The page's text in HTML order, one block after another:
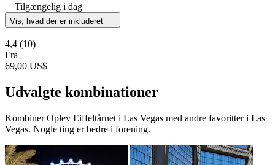
Tilgængelig i dag
Vis, hvad der er inkluderet
4,4 (10)
Fra
69,00 US$
Udvalgte kombinationer
Kombiner Oplev Eiffeltårnet i Las Vegas med andre favoritter i Las
Vegas. Nogle ting er bedre i forening.